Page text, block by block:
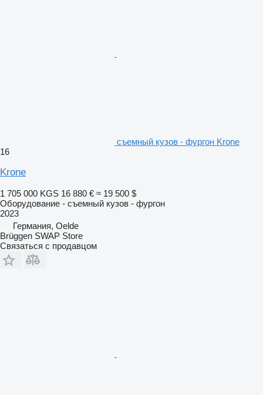
съемный кузов - фургон Krone
16
Krone
1 705 000 KGS 16 880 € ≈ 19 500 $
Оборудование - съемный кузов - фургон
2023
Германия, Oelde
Brüggen SWAP Store
Связаться с продавцом